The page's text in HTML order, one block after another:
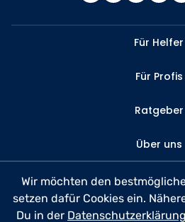
Für Helfer
Für Profis
Ratgeber
Über uns
Kontakt
FAQ
Wir möchten den
setzen dafür Cookies ein.
Du in der Datenschutzerklärung